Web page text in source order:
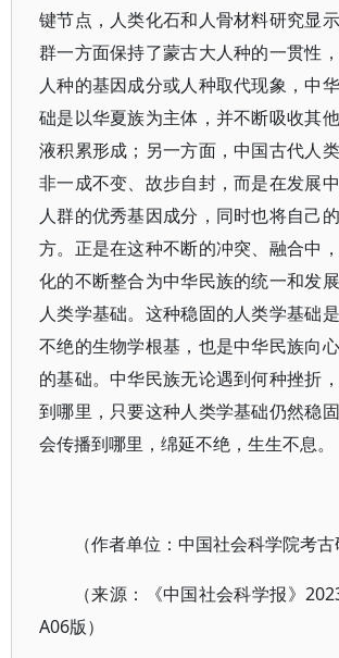
键节点，人类化石和人骨材料研究显
群一方面保持了蒙古大人种的一贯性
人种的基因成分或人种取代现象，中
础是以华夏族为主体，并不断吸收其
液积累形成；另一方面，中国古代人
非一成不变、故步自封，而是在发展
人群的优秀基因成分，同时也将自己
方。正是在这种不断的冲突、融合中
化的不断整合为中华民族的统一和发
人类学基础。这种稳固的人类学基础
不绝的生物学根基，也是中华民族向
的基础。中华民族无论遇到何种挫折
到哪里，只要这种人类学基础仍然稳
会传播到哪里，绵延不绝，生生不息。
（作者单位：中国社会科学院考古
（来源：《中国社会科学报》
A06版）